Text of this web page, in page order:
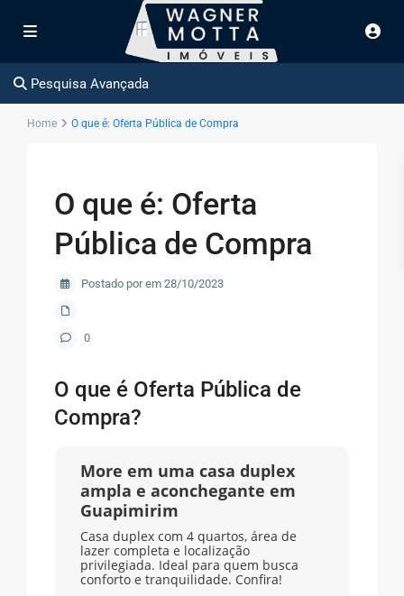
Pesquisa Avançada
Home O que é: Oferta Pública de Compra
O que é: Oferta
Pública de Compra
Postado por em 28/10/2023
0
O que é Oferta Pública de
Compra?
More em uma casa duplex
ampla e aconchegante em
Guapimirim
Casa duplex com 4 quartos, área de
lazer completa e localização
privilegiada. Ideal para quem busca
conforto e tranquilidade. Confira!